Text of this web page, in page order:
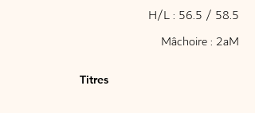
H/L : 56.5 / 58.5
Mâchoire : 2aM
Titres